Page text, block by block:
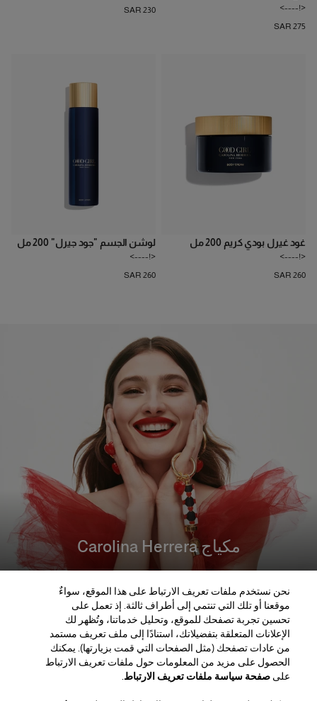
<!---->
SAR 275
SAR 230
غود غيرل بودي كريم 200 مل
<!---->
SAR 260
لوشن الجسم ‏"جود جيرل" ‏200 مل
<!---->
SAR 260
مكياج Carolina Herrera
التسوّق الآن
المنطقة / اللغة
نحن نستخدم ملفات تعريف الارتباط على هذا الموقع، سواءٌ
موقعنا أو تلك التي تنتمي إلى أطراف ثالثة. إذ تعمل على
تحسين تجربة تصفحك للموقع، وتحليل خدماتنا، وتُظهر لك
الإعلانات المتعلقة بتفضيلاتك، استنادًا إلى ملف تعريف مستمد
من عادات تصفحك (مثل الصفحات التي قمت بزيارتها). يمكنك
الحصول على مزيد من المعلومات حول ملفات تعريف الارتباط
علىصفحة سياسة ملفات تعريف الارتباط.